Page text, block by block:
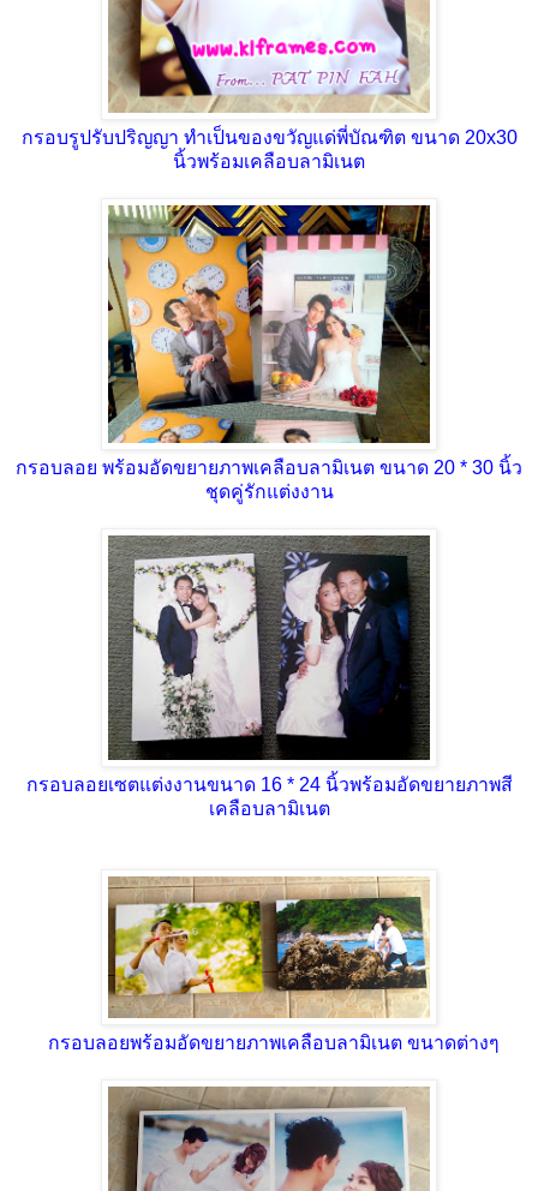
กรอบรูปรับปริญญา ทำเป็นของขวัญแด่พี่บัณฑิต ขนาด 20x30
นิ้วพร้อมเคลือบลามิเนต
กรอบลอย พร้อมอัดขยายภาพเคลือบลามิเนต ขนาด 20 * 30 นิ้ว
ชุดคู่รักแต่งงาน
กรอบลอยเซตแต่งงานขนาด 16 * 24 นิ้วพร้อมอัดขยายภาพสี
เคลือบลามิเนต
กรอบลอยพร้อมอัดขยายภาพเคลือบลามิเนต ขนาดต่างๆ